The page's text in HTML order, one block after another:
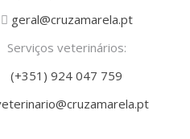
geral@cruzamarela.pt
Serviços veterinários:
(+351) 924 047 759